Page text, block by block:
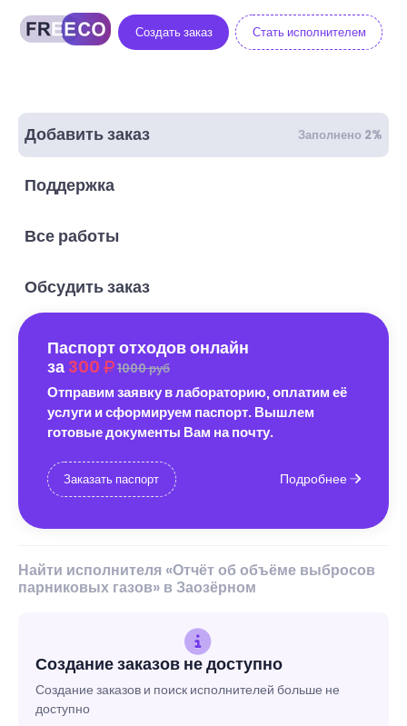
Создать заказ Стать исполнителем
Добавить заказ Заполнено 2%
Поддержка
Все работы
Обсудить заказ
Паспорт отходов онлайн
за 300 1000 руб
Отправим заявку в лабораторию, оплатим её
услуги и сформируем паспорт. Вышлем
готовые документы Вам на почту.
Заказать паспорт Подробнее
Найти исполнителя «Отчёт об объёме выбросов
парниковых газов» в Заозёрном
Создание заказов не доступно
Создание заказов и поиск исполнителей больше не
доступно